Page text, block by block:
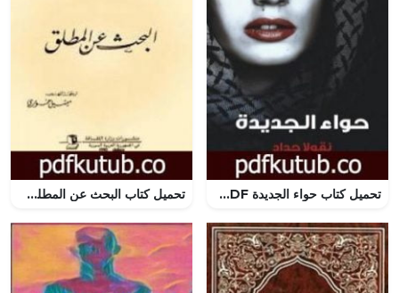
تحميل كتاب حواء الجديدة PDF تأليف نقولا حداد مجانا [كامل] تحميل كتاب البحث عن المطلق PDF تأليف أونوريه دي بلزاك مجانا [كامل]